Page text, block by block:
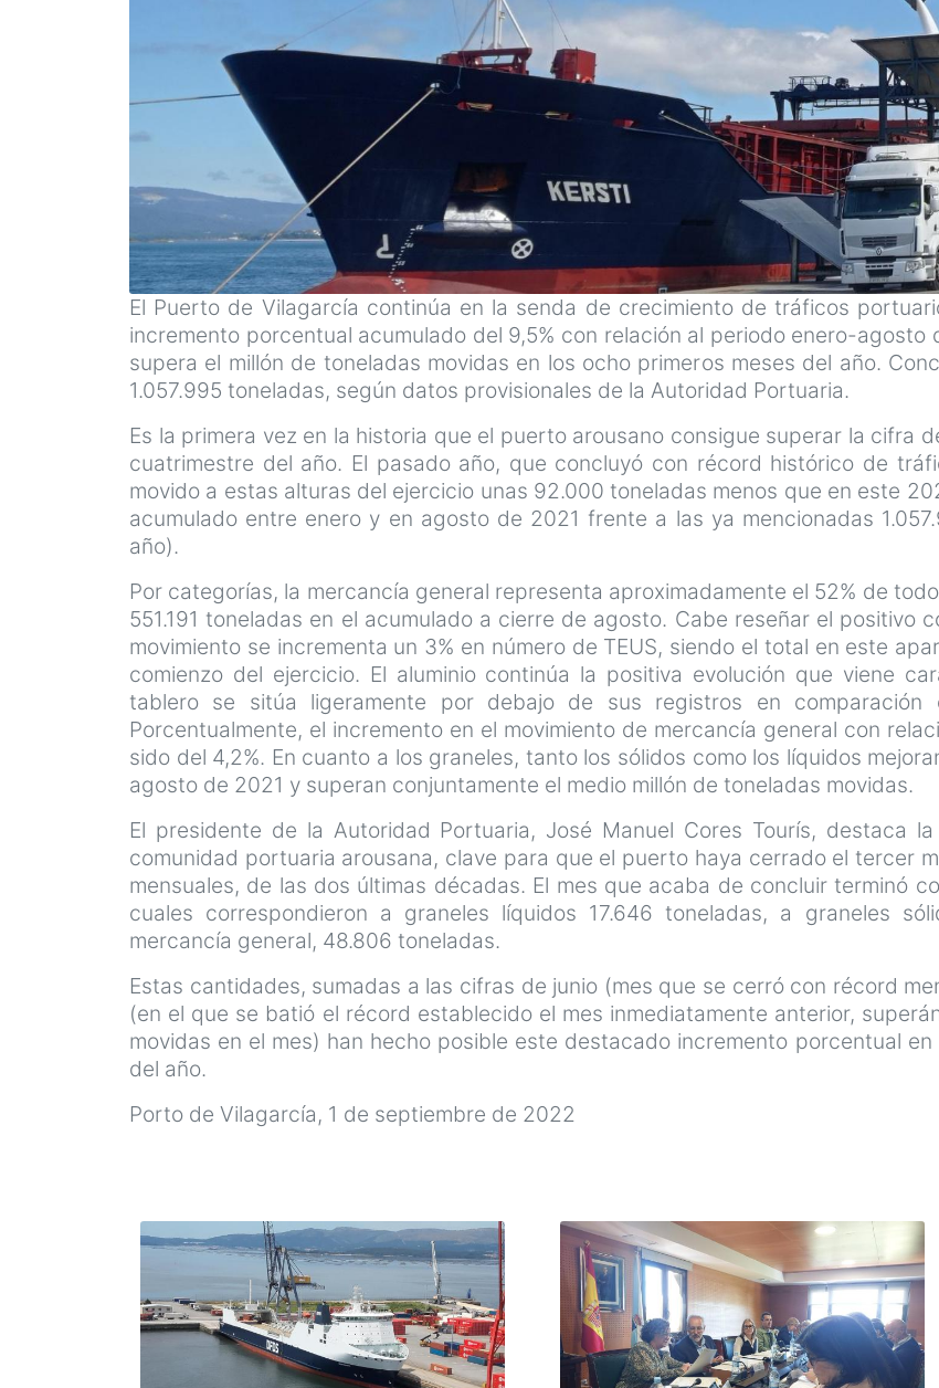
El Puerto de Vilagarcía continúa en la senda de crecimiento de tráficos
incremento porcentual acumulado del 9,5% con relación al periodo enero-agosto
supera el millón de toneladas movidas en los ocho primeros meses del año.
1.057.995 toneladas, según datos provisionales de la Autoridad Portuaria.
Es la primera vez en la historia que el puerto arousano consigue superar la cifra
cuatrimestre del año. El pasado año, que concluyó con récord histórico de
movido a estas alturas del ejercicio unas 92.000 toneladas menos que en este
acumulado entre enero y en agosto de 2021 frente a las ya mencionadas
año).
Por categorías, la mercancía general representa aproximadamente el 52% de
551.191 toneladas en el acumulado a cierre de agosto. Cabe reseñar el positivo
movimiento se incrementa un 3% en número de TEUS, siendo el total en este
comienzo del ejercicio. El aluminio continúa la positiva evolución que viene
tablero se sitúa ligeramente por debajo de sus registros en
Porcentualmente, el incremento en el movimiento de mercancía general con
sido del 4,2%. En cuanto a los graneles, tanto los sólidos como los líquidos
agosto de 2021 y superan conjuntamente el medio millón de toneladas movidas.
El presidente de la Autoridad Portuaria, José Manuel Cores Tourís, destaca
comunidad portuaria arousana, clave para que el puerto haya cerrado el tercer
mensuales, de las dos últimas décadas. El mes que acaba de concluir terminó
cuales correspondieron a graneles líquidos 17.646 toneladas, a graneles
mercancía general, 48.806 toneladas.
Estas cantidades, sumadas a las cifras de junio (mes que se cerró con récord
(en el que se batió el récord establecido el mes inmediatamente anterior,
movidas en el mes) han hecho posible este destacado incremento porcentual
del año.
Porto de Vilagarcía, 1 de septiembre de 2022